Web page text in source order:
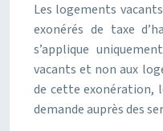
Les logements
exonérés de taxe
s’applique
vacants et non aux
de cette exonération,
demande auprès des